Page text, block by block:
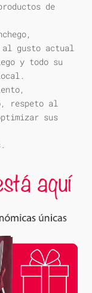
de
gusto actual
y todo su
respeto al
sus